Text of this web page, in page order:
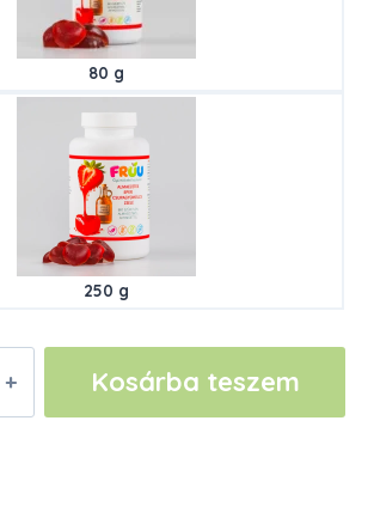
80 g
250 g
Kosárba teszem